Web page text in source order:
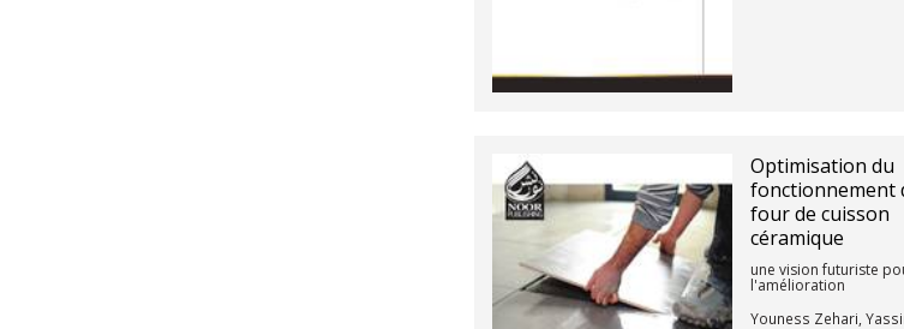
Optimisation du
fonctionnement
four de cuisson
céramique
une vision futuriste
l'amélioration
Youness Zehari,